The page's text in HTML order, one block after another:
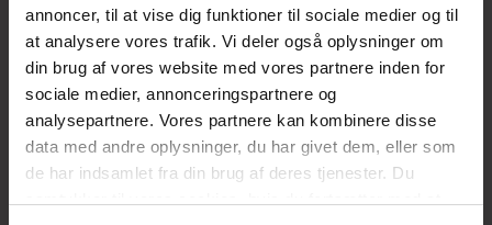
annoncer, til at vise dig funktioner til sociale medier og til
at analysere vores trafik. Vi deler også oplysninger om
din brug af vores website med vores partnere inden for
sociale medier, annonceringspartnere og
analysepartnere. Vores partnere kan kombinere disse
data med andre oplysninger, du har givet dem, eller som
de har indsamlet fra din brug af deres tjenester. Du